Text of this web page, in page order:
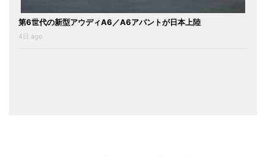
第6世代の新型アウディA6／A6アバントが日本上陸
4日 ago